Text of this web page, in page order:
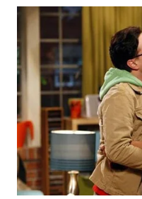
WN
TEBING
TINGGI
WN
PAKPAK
WN
KARAWANG